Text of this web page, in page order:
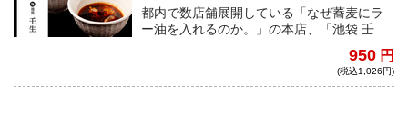
都内で数店舗展開している「なぜ蕎麦にラ
ー油を入れるのか。」の本店、「池袋 壬
に近づけた食感の自家製麺を使用。コクの
深いそばつゆにラー油を入れることで、複
950 円
(税込1,026円)